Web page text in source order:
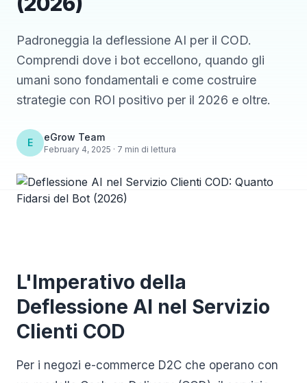
Padroneggia la deflessione AI per il COD.
Comprendi dove i bot eccellono, quando gli
umani sono fondamentali e come costruire
strategie con ROI positivo per il 2026 e oltre.
E eGrow Team
February 4, 2025 · 7 min di lettura
L'Imperativo della
Deflessione AI nel Servizio
Clienti COD
Per i negozi e-commerce D2C che operano con